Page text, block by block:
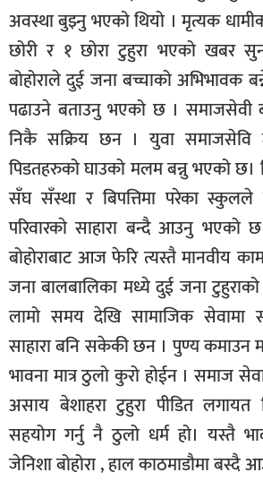
अवस्था बुझ्नु भएको थियो । मृत्यक
छोरी र १ छोरा टुहुरा भएको खबर
बोहोराले दुई जना बच्चाको अभिभावक
पढाउने बताउनु भएको छ । समाजसेवी
निकै सक्रिय छन । युवा समाजसेवि
पिडतहरुको घाउको मलम बन्नु भएको छ।
सँघ सँस्था र बिपत्तिमा परेका स्कुलले
परिवारकाे साहारा बन्दै आउनु भएको
बोहोराबाट आज फेरि त्यस्तै मानवीय
जना बालबालिका मध्ये दुई जना
लामो समय देखि सामाजिक सेवामा
साहारा बनि सकेकी छन । पुण्य कमाउन
भावना मात्र ठुलो कुरो होईन । समाज
असाय बेशाहरा टुहुरा पीडित लगायत
सहयोग गर्नु नै ठुलो धर्म हो। यस्तै
जेनिशा बोहोरा , हाल काठमाडौमा बस्दै